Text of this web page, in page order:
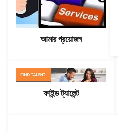
আমার প্রয়োজন
ফাইন্ড ট্যালেন্ট